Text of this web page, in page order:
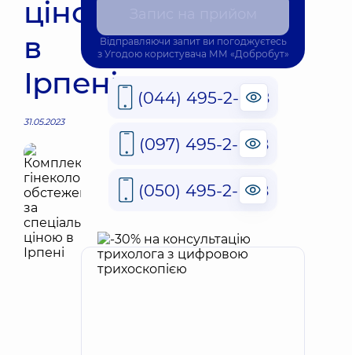
ціною
в
Ірпені
31.05.2023
Відправляючи запит ви погоджуєтесь
з Угодою користувача ММ «Добробут»
(044) 495-2-888
(097) 495-2-888
(050) 495-2-888